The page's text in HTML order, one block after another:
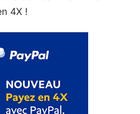
4X !